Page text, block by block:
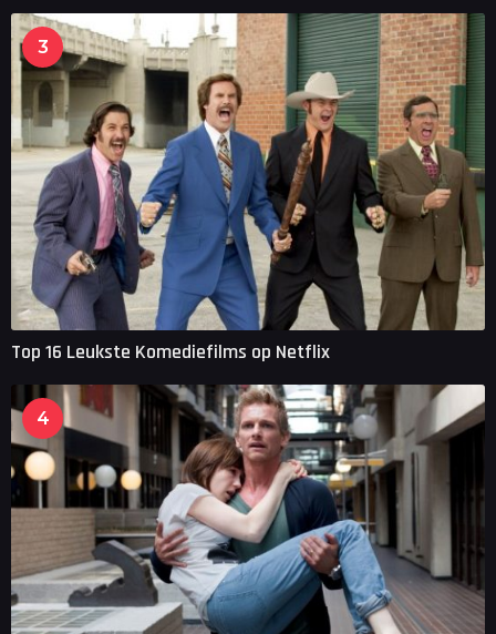
3
Top 16 Leukste Komediefilms op Netflix
4